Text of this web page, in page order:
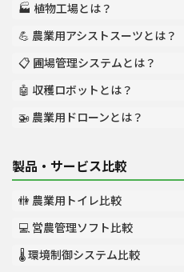
🏭 植物工場とは？
💪 農業用アシストスーツとは？
📋 圃場管理システムとは？
🤖 収穫ロボットとは？
🚁 農業用ドローンとは？
製品・サービス比較
🚻 農業用トイレ比較
💻 営農管理ソフト比較
🌡️ 環境制御システム比較